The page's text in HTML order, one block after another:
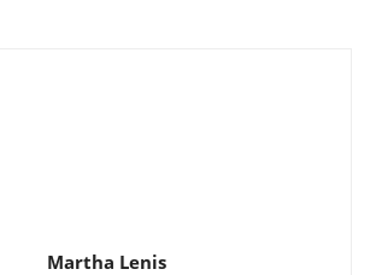
Martha Lenis